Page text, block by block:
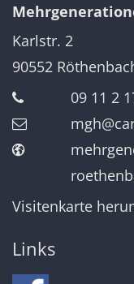
Karlstr. 2
90552
09 11 2
Visitenkarte
Links